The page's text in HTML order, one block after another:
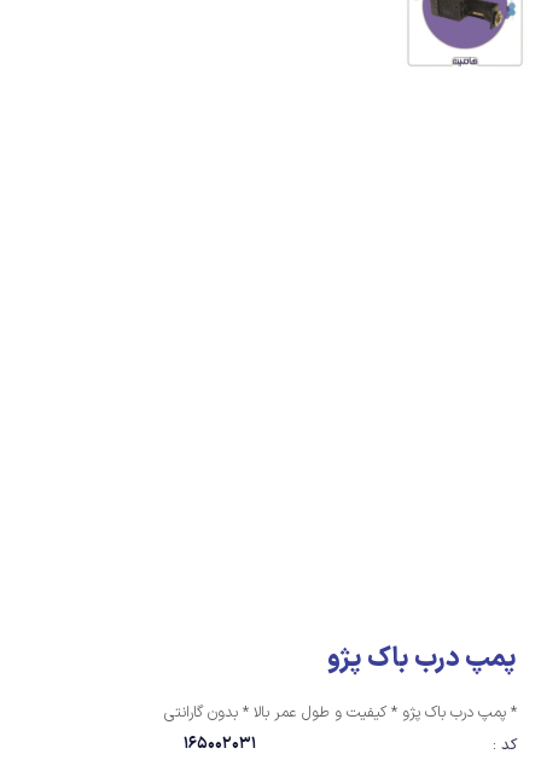
پمپ درب باک پژو
* پمپ درب باک پژو * کیفیت و طول عمر بالا * بدون گارانتی
کد :
165002031